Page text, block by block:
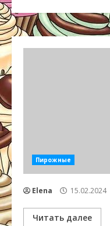
Пирожные
Elena 15.02.2024
Читать далее